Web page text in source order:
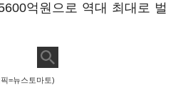
억원으로 역대 최대로 벌
=뉴스토마토)